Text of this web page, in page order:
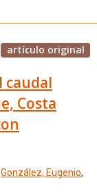
artículo original
caudal
Costa
González, Eugenio,